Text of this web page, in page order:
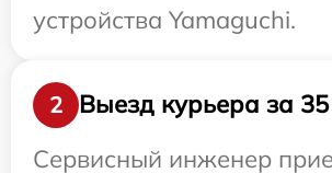
устройства Yamaguchi.
2
Выезд курьера за
Сервисный инженер